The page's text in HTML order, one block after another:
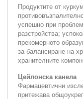
Продуктите от
успешно при
разстройства;
прекомерното
за балансиране на
хранителните
Цейлонска канела
Фармацевтични
притежава